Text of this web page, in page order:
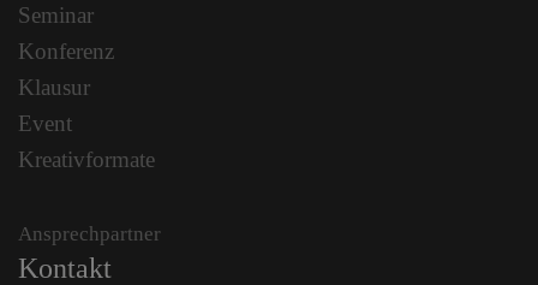
Seminar
Konferenz
Klausur
Event
Kreativformate
Ansprechpartner
Kontakt